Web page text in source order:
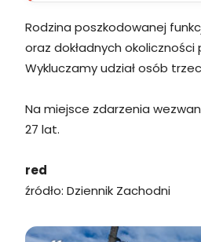
Rodzina poszkodowanej
oraz dokładnych okoliczności
Wykluczamy udział osób
Na miejsce zdarzenia
27 lat.
red
źródło: Dziennik Zachodni